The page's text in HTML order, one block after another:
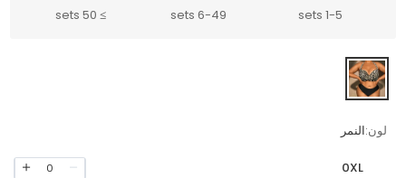
1-5 sets
6-49 sets
≥ 50 sets
لون:النمر
0XL
0